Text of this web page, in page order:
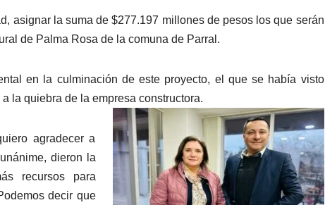
asignar la suma de $277.197 millones de pesos los que serán
de Palma Rosa de la comuna de Parral.
en la culminación de este proyecto, el que se había visto
la quiebra de la empresa constructora.
agradecer a
dieron la
recursos para
decir que